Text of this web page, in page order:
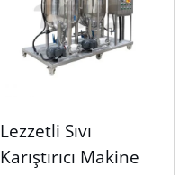
Lezzetli Sıvı
Karıştırıcı Makine